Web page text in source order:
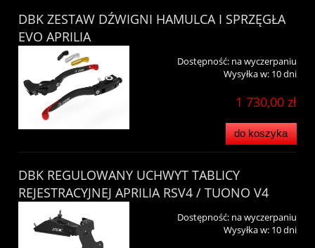
DBK ZESTAW DŹWIGNI HAMULCA I SPRZĘGŁA
EVO APRILIA
Dostępność: na wyczerpaniu
Wysyłka w: 10 dni
1 730,00 zł
do koszyka
DBK REGULOWANY UCHWYT TABLICY
REJESTRACYJNEJ APRILIA RSV4 / TUONO V4
Dostępność: na wyczerpaniu
Wysyłka w: 10 dni